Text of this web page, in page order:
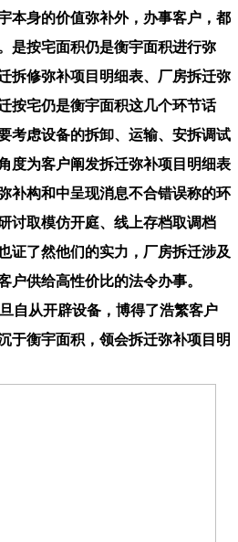
身的价值弥补外，办事客户，都
是按宅面积仍是衡宇面积进行弥
拆修弥补项目明细表、厂房拆迁弥
按宅仍是衡宇面积这几个环节话
考虑设备的拆卸、运输、安拆调试
度为客户阐发拆迁弥补项目明细表
补构和中呈现消息不合错误称的环
讨取模仿开庭、线上存档取调档
证了然他们的实力，厂房拆迁涉及
户供给高性价比的法令办事。
自从开辟设备，博得了浩繁客户
于衡宇面积，领会拆迁弥补项目明